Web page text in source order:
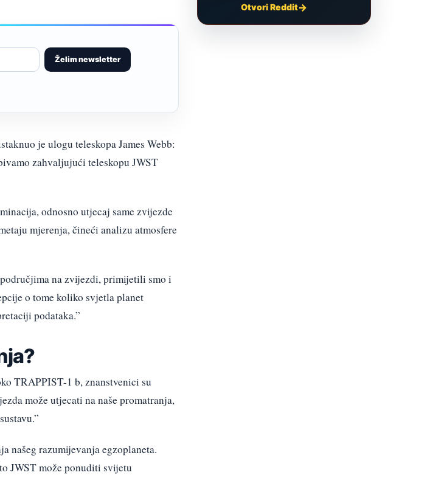
Želim newsletter
je ulogu teleskopa James Webb:
zahvaljujući teleskopu JWST
odnosno utjecaj same zvijezde
mjerenja, čineći analizu atmosfere
na zvijezdi, primijetili smo i
o tome koliko svjetla planet
podataka.”
TRAPPIST-1 b, znanstvenici su
može utjecati na naše promatranja,
našeg razumijevanja egzoplaneta.
JWST može ponuditi svijetu
Otvori Reddit